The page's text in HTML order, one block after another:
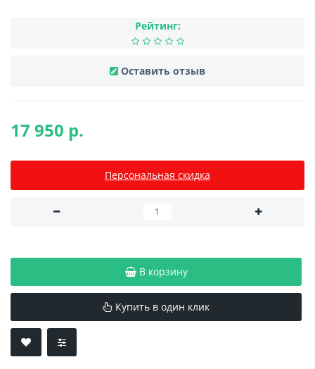
Рейтинг:
Оставить отзыв
17 950 р.
Персональная скидка
В корзину
Купить в один клик